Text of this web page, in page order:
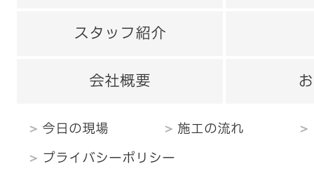
スタッフ紹介
会社概要
今日の現場 施工の流れ
プライバシーポリシー